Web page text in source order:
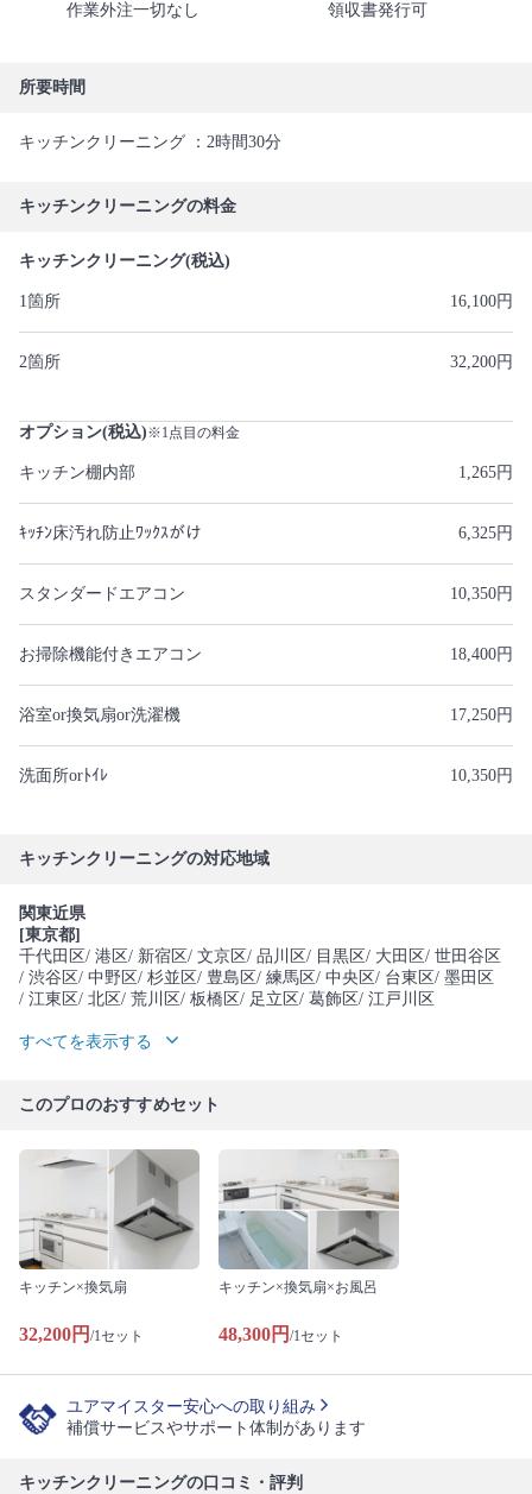
作業外注一切なし 領収書発行可
所要時間
キッチンクリーニング ：2時間30分
キッチンクリーニングの料金
キッチンクリーニング(税込)
1箇所 16,100円
2箇所 32,200円
オプション(税込)※1点目の料金
キッチン棚内部 1,265円
ｷｯﾁﾝ床汚れ防止ﾜｯｸｽがけ 6,325円
スタンダードエアコン 10,350円
お掃除機能付きエアコン 18,400円
浴室or換気扇or洗濯機 17,250円
洗面所orﾄｲﾚ 10,350円
キッチンクリーニングの対応地域
関東近県
[東京都]
千代田区/ 港区/ 新宿区/ 文京区/ 品川区/ 目黒区/ 大田区/ 世田谷区
/ 渋谷区/ 中野区/ 杉並区/ 豊島区/ 練馬区/ 中央区/ 台東区/ 墨田区
/ 江東区/ 北区/ 荒川区/ 板橋区/ 足立区/ 葛飾区/ 江戸川区
すべてを表示する
このプロのおすすめセット
キッチン×換気扇
32,200円 /1セット
キッチン×換気扇×お風呂
48,300円 /1セット
ユアマイスター安心への取り組み
補償サービスやサポート体制があります
キッチンクリーニングの口コミ・評判